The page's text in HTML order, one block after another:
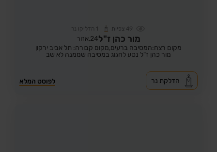
49 צפיות 1 הדליקו נר
מור כהן ז"ל24, אזור
מקום רצח:המסיבה ברעים,מקום קבורה: תל אביב ירקון
מור כהן ז"ל נסע לחגוג במסיבה שממנה לא שב
לפוסט המלא הדלקת נר